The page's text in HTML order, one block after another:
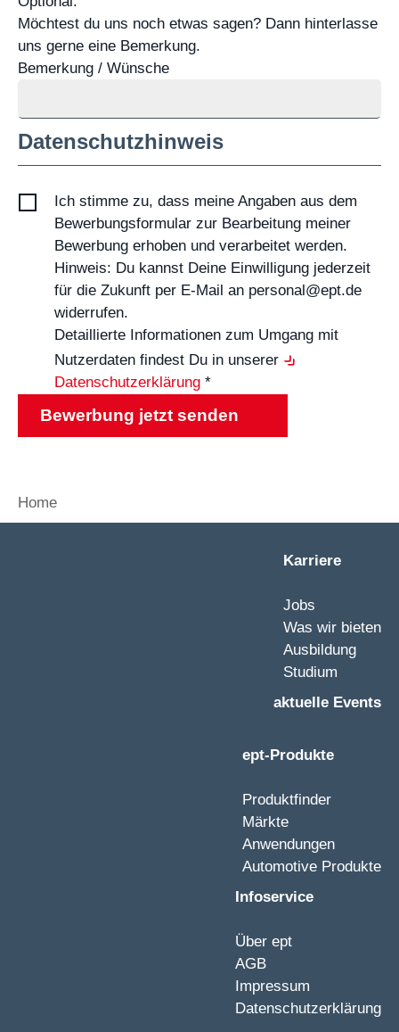
Möchtest du uns noch etwas sagen? Dann hinterlasse
uns gerne eine Bemerkung.
Bemerkung / Wünsche
Datenschutzhinweis
Ich stimme zu, dass meine Angaben aus dem
Bewerbungsformular zur Bearbeitung meiner
Bewerbung erhoben und verarbeitet werden.
Hinweis: Du kannst Deine Einwilligung jederzeit
für die Zukunft per E-Mail an personal@ept.de
widerrufen.
Detaillierte Informationen zum Umgang mit
Nutzerdaten findest Du in unserer
Datenschutzerklärung *
Bewerbung jetzt senden
Home
Karriere
Jobs
Was wir bieten
Ausbildung
Studium
aktuelle Events
ept-Produkte
Produktfinder
Märkte
Anwendungen
Automotive Produkte
Infoservice
Über ept
AGB
Impressum
Datenschutzerklärung